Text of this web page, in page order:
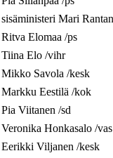
sisäministeri Mari
Ritva Elomaa /ps
Tiina Elo /vihr
Mikko Savola /kesk
Markku Eestilä /kok
Pia Viitanen /sd
Veronika Honkasalo /vas
Eerikki Viljanen /kesk